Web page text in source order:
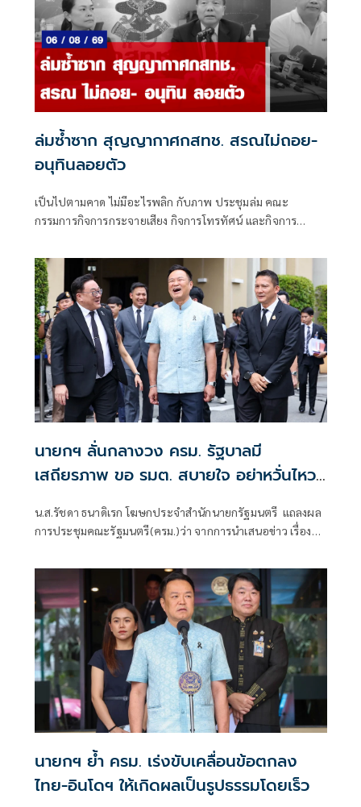
ล่มซ้ำซาก สุญญากาศกสทช. สรณไม่ถอย-
อนุทินลอยตัว
เป็นไปตามคาด ไม่มีอะไรพลิก กับภาพ ประชุมล่ม คณะ
กรรมการกิจการกระจายเสียง กิจการโทรทัศน์ และกิจการ
นายกฯ ลั่นกลางวง ครม. รัฐบาลมี
เสถียรภาพ ขอ รมต. สบายใจ อย่าหวั่นไหว
น.ส.รัชดา ธนาดิเรก โฆษกประจำสำนักนายกรัฐมนตรี แถลงผล
การประชุมคณะรัฐมนตรี(ครม.)ว่า จากการนำเสนอข่าว เรื่อง
ร่วมรัฐบาลและนายกฯไปแล้วว่า รัฐบาลนี้มีเสถียรภาพและ
ทำงานร่วมกันอย่างเต็มที่
นายกฯ ย้ำ ครม. เร่งขับเคลื่อนข้อตกลง
ไทย-อินโดฯ ให้เกิดผลเป็นรูปธรรมโดยเร็ว